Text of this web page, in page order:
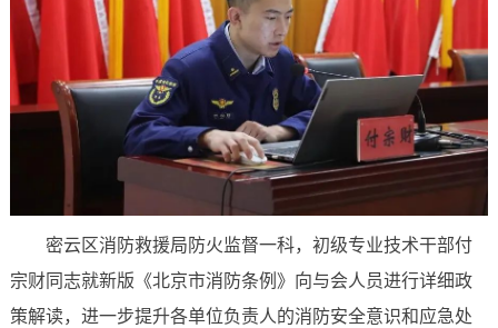
密云区消防救援局防火监督一科，初级专业技术干部付
宗财同志就新版《北京市消防条例》向与会人员进行详细政
策解读，进一步提升各单位负责人的消防安全意识和应急处